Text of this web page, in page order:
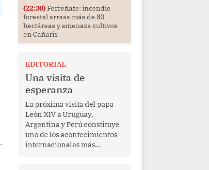
(22:30)Ferreñafe: incendio
forestal arrasa más de 80
hectáreas y amenaza cultivos
en Cañaris
EDITORIAL
Una visita de
esperanza
La próxima visita del papa
León XIV a Uruguay,
Argentina y Perú constituye
uno de los acontecimientos
internacionales más